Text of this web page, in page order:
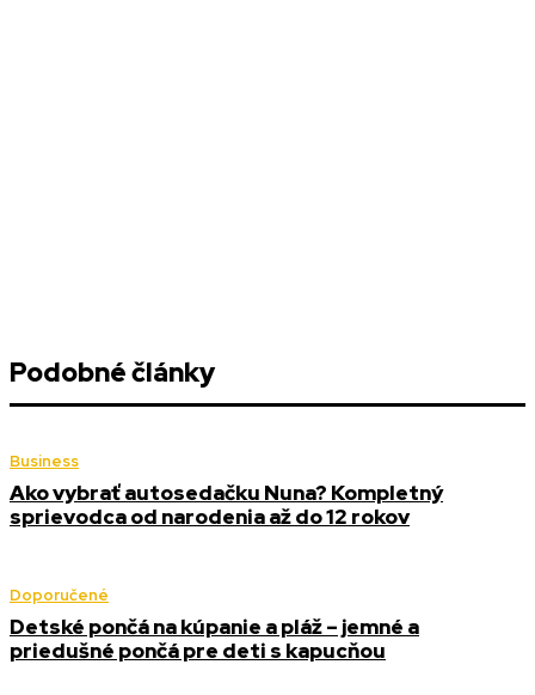
Podobné články
Business
Ako vybrať autosedačku Nuna? Kompletný
sprievodca od narodenia až do 12 rokov
Doporučené
Detské pončá na kúpanie a pláž – jemné a
priedušné pončá pre deti s kapucňou